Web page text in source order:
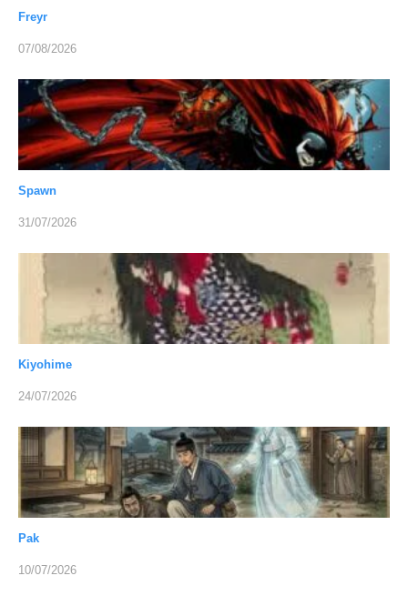
Freyr
07/08/2026
Spawn
31/07/2026
Kiyohime
24/07/2026
Pak
10/07/2026